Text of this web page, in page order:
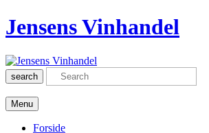
Jensens Vinhandel
search
Menu
Forside